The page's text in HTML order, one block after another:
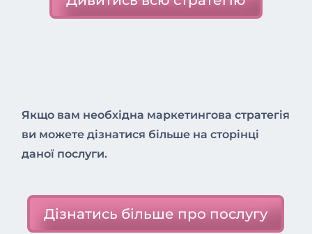
Якщо вам необхідна маркетингова стратегія
ви можете дізнатися більше на сторінці
даної послуги.
Дізнатись більше про послугу